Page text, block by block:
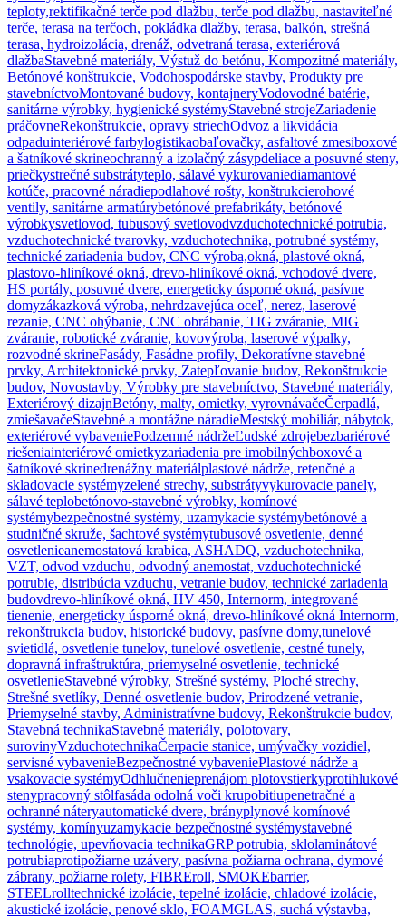
teploty,rektifikačné terče pod dlažbu, terče pod dlažbu, nastaviteľné
terče, terasa na terčoch, pokládka dlažby, terasa, balkón, strešná
terasa, hydroizolácia, drenáž, odvetraná terasa, exteriérová
dlažbaStavebné materiály, Výstuž do betónu, Kompozitné materiály,
Betónové konštrukcie, Vodohospodárske stavby, Produkty pre
stavebníctvoMontované budovy, kontajneryVodovodné batérie,
sanitárne výrobky, hygienické systémyStavebné strojeZariadenie
práčovneRekonštrukcie, opravy striechOdvoz a likvidácia
odpaduinteriérové farbylogistikaobaľovačky, asfaltové zmesiboxové
a šatníkové skrineochranný a izolačný zásypdeliace a posuvné steny,
priečkystrečné substrátyteplo, sálavé vykurovaniediamantové
kotúče, pracovné náradiepodlahové rošty, konštrukcierohové
ventily, sanitárne armatúrybetónové prefabrikáty, betónové
výrobkysvetlovod, tubusový svetlovodvzduchotechnické potrubia,
vzduchotechnické tvarovky, vzduchotechnika, potrubné systémy,
technické zariadenia budov, CNC výroba,okná, plastové okná,
plastovo-hliníkové okná, drevo-hliníkové okná, vchodové dvere,
HS portály, posuvné dvere, energeticky úsporné okná, pasívne
domyzákazková výroba, nehrdzavejúca oceľ, nerez, laserové
rezanie, CNC ohýbanie, CNC obrábanie, TIG zváranie, MIG
zváranie, robotické zváranie, kovovýroba, laserové výpalky,
rozvodné skrineFasády, Fasádne profily, Dekoratívne stavebné
prvky, Architektonické prvky, Zatepľovanie budov, Rekonštrukcie
budov, Novostavby, Výrobky pre stavebníctvo, Stavebné materiály,
Exteriérový dizajnBetóny, malty, omietky, vyrovnávačeČerpadlá,
zmiešavačeStavebné a montážne náradieMestský mobiliár, nábytok,
exteriérové vybaveniePodzemné nádržeĽudské zdrojebezbariérové
riešeniainteriérové omietkyzariadenia pre imobilnýchboxové a
šatníkové skrinedrenážny materiálplastové nádrže, retenčné a
skladovacie systémyzelené strechy, substrátyvykurovacie panely,
sálavé teplobetónovo-stavebné výrobky, komínové
systémybezpečnostné systémy, uzamykacie systémybetónové a
studničné skruže, šachtové systémytubusové osvetlenie, denné
osvetlenieanemostatová krabica, ASHADQ, vzduchotechnika,
VZT, odvod vzduchu, odvodný anemostat, vzduchotechnické
potrubie, distribúcia vzduchu, vetranie budov, technické zariadenia
budovdrevo-hliníkové okná, HV 450, Internorm, integrované
tienenie, energeticky úsporné okná, drevo-hliníkové okná Internorm,
rekonštrukcia budov, historické budovy, pasívne domy,tunelové
svietidlá, osvetlenie tunelov, tunelové osvetlenie, cestné tunely,
dopravná infraštruktúra, priemyselné osvetlenie, technické
osvetlenieStavebné výrobky, Strešné systémy, Ploché strechy,
Strešné svetlíky, Denné osvetlenie budov, Prirodzené vetranie,
Priemyselné stavby, Administratívne budovy, Rekonštrukcie budov,
Stavebná technikaStavebné materiály, polotovary,
surovinyVzduchotechnikaČerpacie stanice, umývačky vozidiel,
servisné vybavenieBezpečnostné vybaveniePlastové nádrže a
vsakovacie systémyOdhlučnenieprenájom plotovstierkyprotihlukové
stenypracovný stôlfasáda odolná voči krupobitiupenetračné a
ochranné náteryautomatické dvere, brányplynové komínové
systémy, komínyuzamykacie bezpečnostné systémystavebné
technológie, upevňovacia technikaGRP potrubia, sklolaminátové
potrubiaprotipožiarne uzávery, pasívna požiarna ochrana, dymové
zábrany, požiarne rolety, FIBREroll, SMOKEbarrier,
STEELrolltechnické izolácie, tepelné izolácie, chladové izolácie,
akustické izolácie, penové sklo, FOAMGLAS, suchá výstavba,